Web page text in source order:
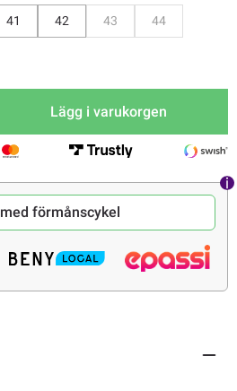
41 42 43 44
Lägg i varukorgen
förmånscykel